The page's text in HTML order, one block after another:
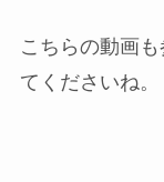
こちらの動画
てくださいね。